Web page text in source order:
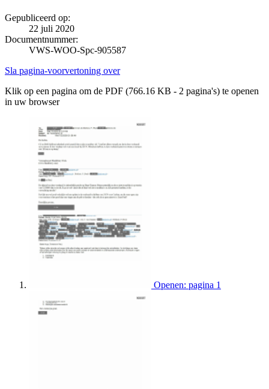
Gepubliceerd op:
22 juli 2020
Documentnummer:
VWS-WOO-Spc-905587
Sla pagina-voorvertoning over
Klik op een pagina om de PDF (766.16 KB - 2 pagina's) te openen
in uw browser
Openen: pagina 1